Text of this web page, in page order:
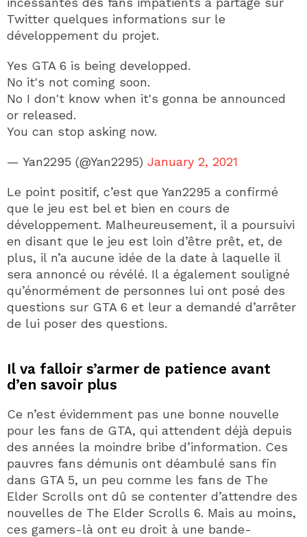
Twitter quelques informations sur le
développement du projet.
Yes GTA 6 is being developped.
No it's not coming soon.
No I don't know when it's gonna be announced
or released.
You can stop asking now.
— Yan2295 (@Yan2295) January 2, 2021
Le point positif, c’est que Yan2295 a confirmé
que le jeu est bel et bien en cours de
développement. Malheureusement, il a poursuivi
en disant que le jeu est loin d’être prêt, et, de
plus, il n’a aucune idée de la date à laquelle il
sera annoncé ou révélé. Il a également souligné
qu’énormément de personnes lui ont posé des
questions sur GTA 6 et leur a demandé d’arrêter
de lui poser des questions.
Il va falloir s’armer de patience avant
d’en savoir plus
Ce n’est évidemment pas une bonne nouvelle
pour les fans de GTA, qui attendent déjà depuis
des années la moindre bribe d’information. Ces
pauvres fans démunis ont déambulé sans fin
dans GTA 5, un peu comme les fans de The
Elder Scrolls ont dû se contenter d’attendre des
nouvelles de The Elder Scrolls 6. Mais au moins,
ces gamers-là ont eu droit à une bande-